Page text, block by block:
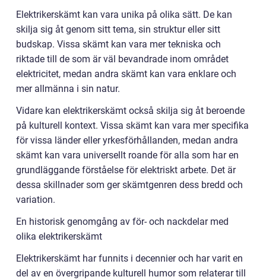
Elektrikerskämt kan vara unika på olika sätt. De kan
skilja sig åt genom sitt tema, sin struktur eller sitt
budskap. Vissa skämt kan vara mer tekniska och
riktade till de som är väl bevandrade inom området
elektricitet, medan andra skämt kan vara enklare och
mer allmänna i sin natur.
Vidare kan elektrikerskämt också skilja sig åt beroende
på kulturell kontext. Vissa skämt kan vara mer specifika
för vissa länder eller yrkesförhållanden, medan andra
skämt kan vara universellt roande för alla som har en
grundläggande förståelse för elektriskt arbete. Det är
dessa skillnader som ger skämtgenren dess bredd och
variation.
En historisk genomgång av för- och nackdelar med
olika elektrikerskämt
Elektrikerskämt har funnits i decennier och har varit en
del av en övergripande kulturell humor som relaterar till